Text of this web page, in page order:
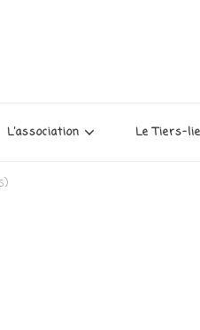
L’association Le Tiers-